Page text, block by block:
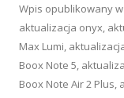
Wpis opublikowany w
aktualizacja onyx,
Max Lumi,
Boox Note 5,
Boox Note Air 2 Plus,